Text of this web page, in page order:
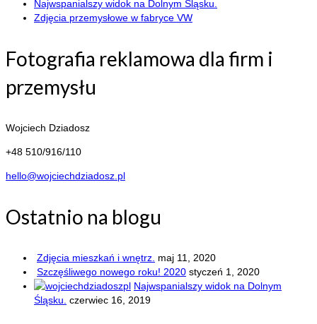
Najwspanialszy widok na Dolnym Śląsku.
Zdjęcia przemysłowe w fabryce VW
Fotografia reklamowa dla firm i
przemysłu
Wojciech Dziadosz
+48 510/916/110
hello@wojciechdziadosz.pl
Ostatnio na blogu
Zdjęcia mieszkań i wnętrz. maj 11, 2020
Szczęśliwego nowego roku! 2020 styczeń 1, 2020
Najwspanialszy widok na Dolnym
Śląsku. czerwiec 16, 2019